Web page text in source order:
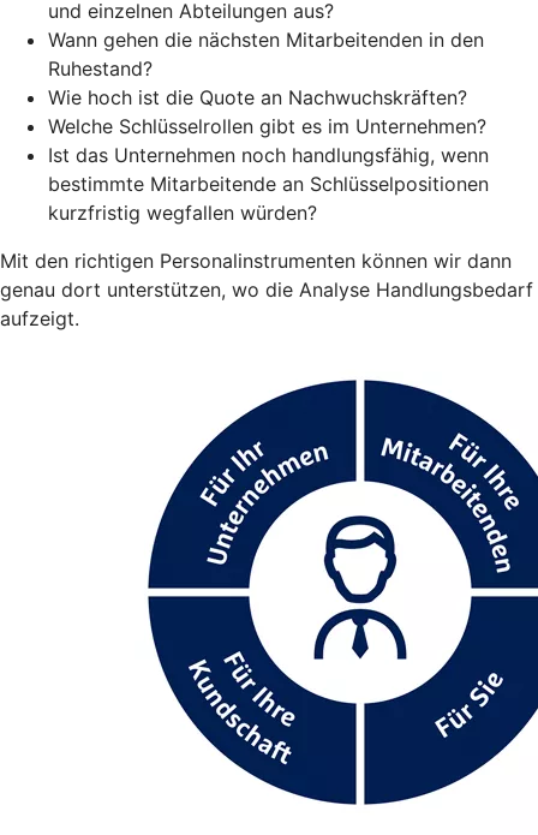
und einzelnen Abteilungen aus?
Wann gehen die nächsten Mitarbeitenden in den
Ruhestand?
Wie hoch ist die Quote an Nachwuchskräften?
Welche Schlüsselrollen gibt es im Unternehmen?
Ist das Unternehmen noch handlungsfähig, wenn
bestimmte Mitarbeitende an Schlüsselpositionen
kurzfristig wegfallen würden?
Mit den richtigen Personalinstrumenten können wir dann
genau dort unterstützen, wo die Analyse Handlungsbedarf
aufzeigt.